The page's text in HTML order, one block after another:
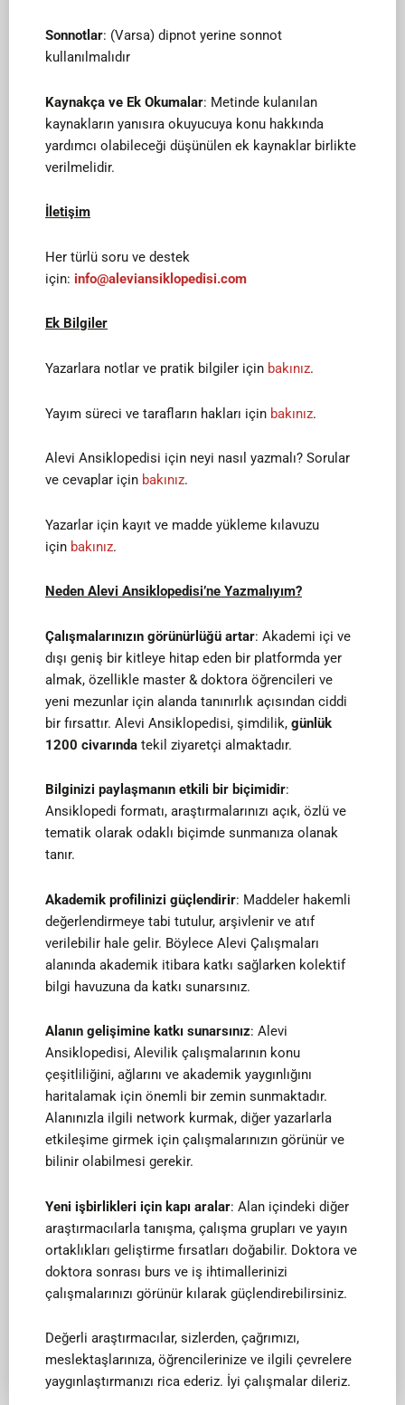
Sonnotlar: (Varsa) dipnot yerine sonnot
kullanılmalıdır
Kaynakça ve Ek Okumalar: Metinde kulanılan
kaynakların yanısıra okuyucuya konu hakkında
yardımcı olabileceği düşünülen ek kaynaklar birlikte
verilmelidir.
İletişim
Her türlü soru ve destek
için: info@aleviansiklopedisi.com
Ek Bilgiler
Yazarlara notlar ve pratik bilgiler için bakınız.
Yayım süreci ve tarafların hakları için bakınız.
Alevi Ansiklopedisi için neyi nasıl yazmalı? Sorular
ve cevaplar için bakınız.
Yazarlar için kayıt ve madde yükleme kılavuzu
için bakınız.
Neden Alevi Ansiklopedisi’ne Yazmalıyım?
Çalışmalarınızın görünürlüğü artar: Akademi içi ve
dışı geniş bir kitleye hitap eden bir platformda yer
almak, özellikle master & doktora öğrencileri ve
yeni mezunlar için alanda tanınırlık açısından ciddi
bir fırsattır. Alevi Ansiklopedisi, şimdilik, günlük
1200 civarında tekil ziyaretçi almaktadır.
Bilginizi paylaşmanın etkili bir biçimidir:
Ansiklopedi formatı, araştırmalarınızı açık, özlü ve
tematik olarak odaklı biçimde sunmanıza olanak
tanır.
Akademik profilinizi güçlendirir: Maddeler hakemli
değerlendirmeye tabi tutulur, arşivlenir ve atıf
verilebilir hale gelir. Böylece Alevi Çalışmaları
alanında akademik itibara katkı sağlarken kolektif
bilgi havuzuna da katkı sunarsınız.
Alanın gelişimine katkı sunarsınız: Alevi
Ansiklopedisi, Alevilik çalışmalarının konu
çeşitliliğini, ağlarını ve akademik yaygınlığını
haritalamak için önemli bir zemin sunmaktadır.
Alanınızla ilgili network kurmak, diğer yazarlarla
etkileşime girmek için çalışmalarınızın görünür ve
bilinir olabilmesi gerekir.
Yeni işbirlikleri için kapı aralar: Alan içindeki diğer
araştırmacılarla tanışma, çalışma grupları ve yayın
ortaklıkları geliştirme fırsatları doğabilir. Doktora ve
doktora sonrası burs ve iş ihtimallerinizi
çalışmalarınızı görünür kılarak güçlendirebilirsiniz.
Değerli araştırmacılar, sizlerden, çağrımızı,
meslektaşlarınıza, öğrencilerinize ve ilgili çevrelere
yaygınlaştırmanızı rica ederiz. İyi çalışmalar dileriz.